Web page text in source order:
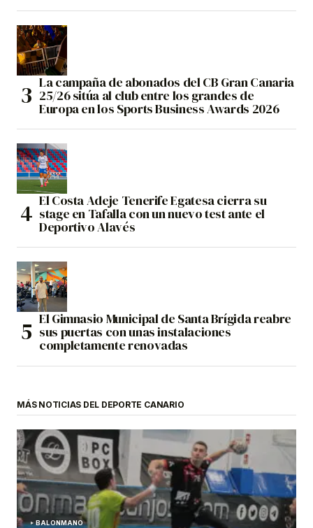
La campaña de abonados del CB Gran Canaria
25/26 sitúa al club entre los grandes de
Europa en los Sports Business Awards 2026
El Costa Adeje Tenerife Egatesa cierra su
stage en Tafalla con un nuevo test ante el
Deportivo Alavés
El Gimnasio Municipal de Santa Brígida reabre
sus puertas con unas instalaciones
completamente renovadas
MÁS NOTICIAS DEL DEPORTE CANARIO
BALONMANO